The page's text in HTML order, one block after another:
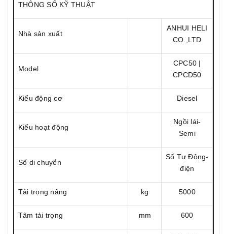
THÔNG SỐ KỸ THUẬT
Nhà sản xuất
ANHUI HELI
CO.,LTD
Model
CPC50 |
CPCD50
Kiểu động cơ Diesel
Kiểu hoạt động
Ngồi lái-
Semi
Số di chuyển
Số Tự Động-
điện
Tải trọng nâng kg 5000
Tâm tải trọng mm 600